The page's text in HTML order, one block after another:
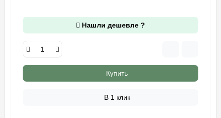
Нашли дешевле ?
Купить
В 1 клик